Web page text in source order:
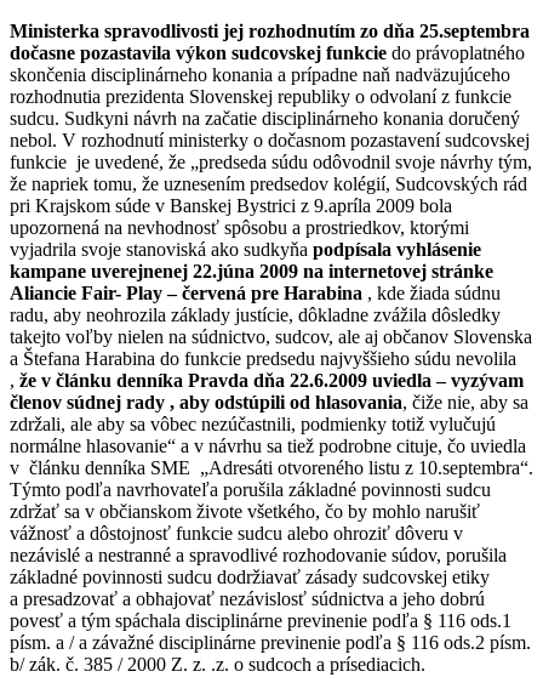
Ministerka spravodlivosti jej rozhodnutím zo dňa 25.septembra
dočasne pozastavila výkon sudcovskej funkcie do právoplatného
skončenia disciplinárneho konania a prípadne naň nadväzujúceho
rozhodnutia prezidenta Slovenskej republiky o odvolaní z funkcie
sudcu. Sudkyni návrh na začatie disciplinárneho konania doručený
nebol. V rozhodnutí ministerky o dočasnom pozastavení sudcovskej
funkcie je uvedené, že „predseda súdu odôvodnil svoje návrhy tým,
že napriek tomu, že uznesením predsedov kolégií, Sudcovských rád
pri Krajskom súde v Banskej Bystrici z 9.apríla 2009 bola
upozornená na nevhodnosť spôsobu a prostriedkov, ktorými
vyjadrila svoje stanoviská ako sudkyňa podpísala vyhlásenie
kampane uverejnenej 22.júna 2009 na internetovej stránke
Aliancie Fair- Play – červená pre Harabina , kde žiada súdnu
radu, aby neohrozila základy justície, dôkladne zvážila dôsledky
takejto voľby nielen na súdnictvo, sudcov, ale aj občanov Slovenska
a Štefana Harabina do funkcie predsedu najvyššieho súdu nevolila
, že v článku denníka Pravda dňa 22.6.2009 uviedla – vyzývam
členov súdnej rady , aby odstúpili od hlasovania, čiže nie, aby sa
zdržali, ale aby sa vôbec nezúčastnili, podmienky totiž vylučujú
normálne hlasovanie“ a v návrhu sa tiež podrobne cituje, čo uviedla
v článku denníka SME „Adresáti otvoreného listu z 10.septembra“.
Týmto podľa navrhovateľa porušila základné povinnosti sudcu
zdržať sa v občianskom živote všetkého, čo by mohlo narušiť
vážnosť a dôstojnosť funkcie sudcu alebo ohroziť dôveru v
nezávislé a nestranné a spravodlivé rozhodovanie súdov, porušila
základné povinnosti sudcu dodržiavať zásady sudcovskej etiky
a presadzovať a obhajovať nezávislosť súdnictva a jeho dobrú
povesť a tým spáchala disciplinárne previnenie podľa § 116 ods.1
písm. a / a závažné disciplinárne previnenie podľa § 116 ods.2 písm.
b/ zák. č. 385 / 2000 Z. z. .z. o sudcoch a prísediacich.